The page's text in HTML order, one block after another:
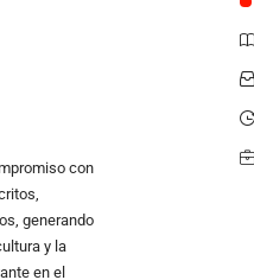
con
generando
y la
en el